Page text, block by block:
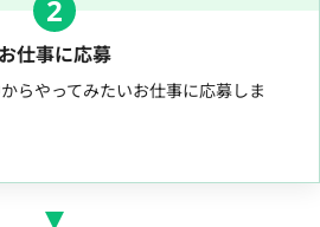
2
お仕事に応募
らやってみたいお仕事に応募しま